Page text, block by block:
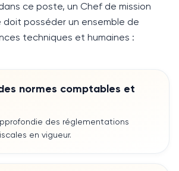
ce poste, un Chef de mission
posséder un ensemble de
techniques et humaines :
normes comptables et
des réglementations
en vigueur.